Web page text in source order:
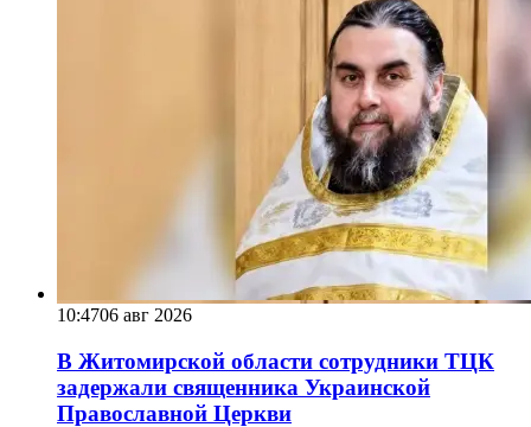
10:4706 авг 2026
В Житомирской области сотрудники ТЦК
задержали священника Украинской
Православной Церкви